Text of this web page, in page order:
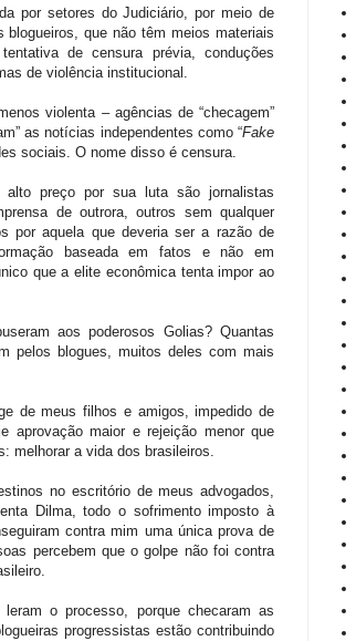
por setores do Judiciário, por meio de
que não têm meios materiais
de censura prévia, conduções
de violência institucional.
violenta – agências de “checagem”
as notícias independentes como “Fake
sociais. O nome disso é censura.
preço por sua luta são jornalistas
de outrora, outros sem qualquer
por aquela que deveria ser a razão de
baseada em fatos e não em
que a elite econômica tenta impor ao
aos poderosos Golias? Quantas
pelos blogues, muitos deles com mais
de meus filhos e amigos, impedido de
aprovação maior e rejeição menor que
melhorar a vida dos brasileiros.
no escritório de meus advogados,
Dilma, todo o sofrimento imposto à
contra mim uma única prova de
percebem que o golpe não foi contra
o processo, porque checaram as
progressistas estão contribuindo